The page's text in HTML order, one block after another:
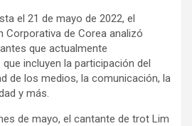
el 21 de mayo de 2022, el
Corporativa de Corea analizó
que actualmente
incluyen la participación del
de los medios, la comunicación, la
y más.
de mayo, el cantante de trot Lim